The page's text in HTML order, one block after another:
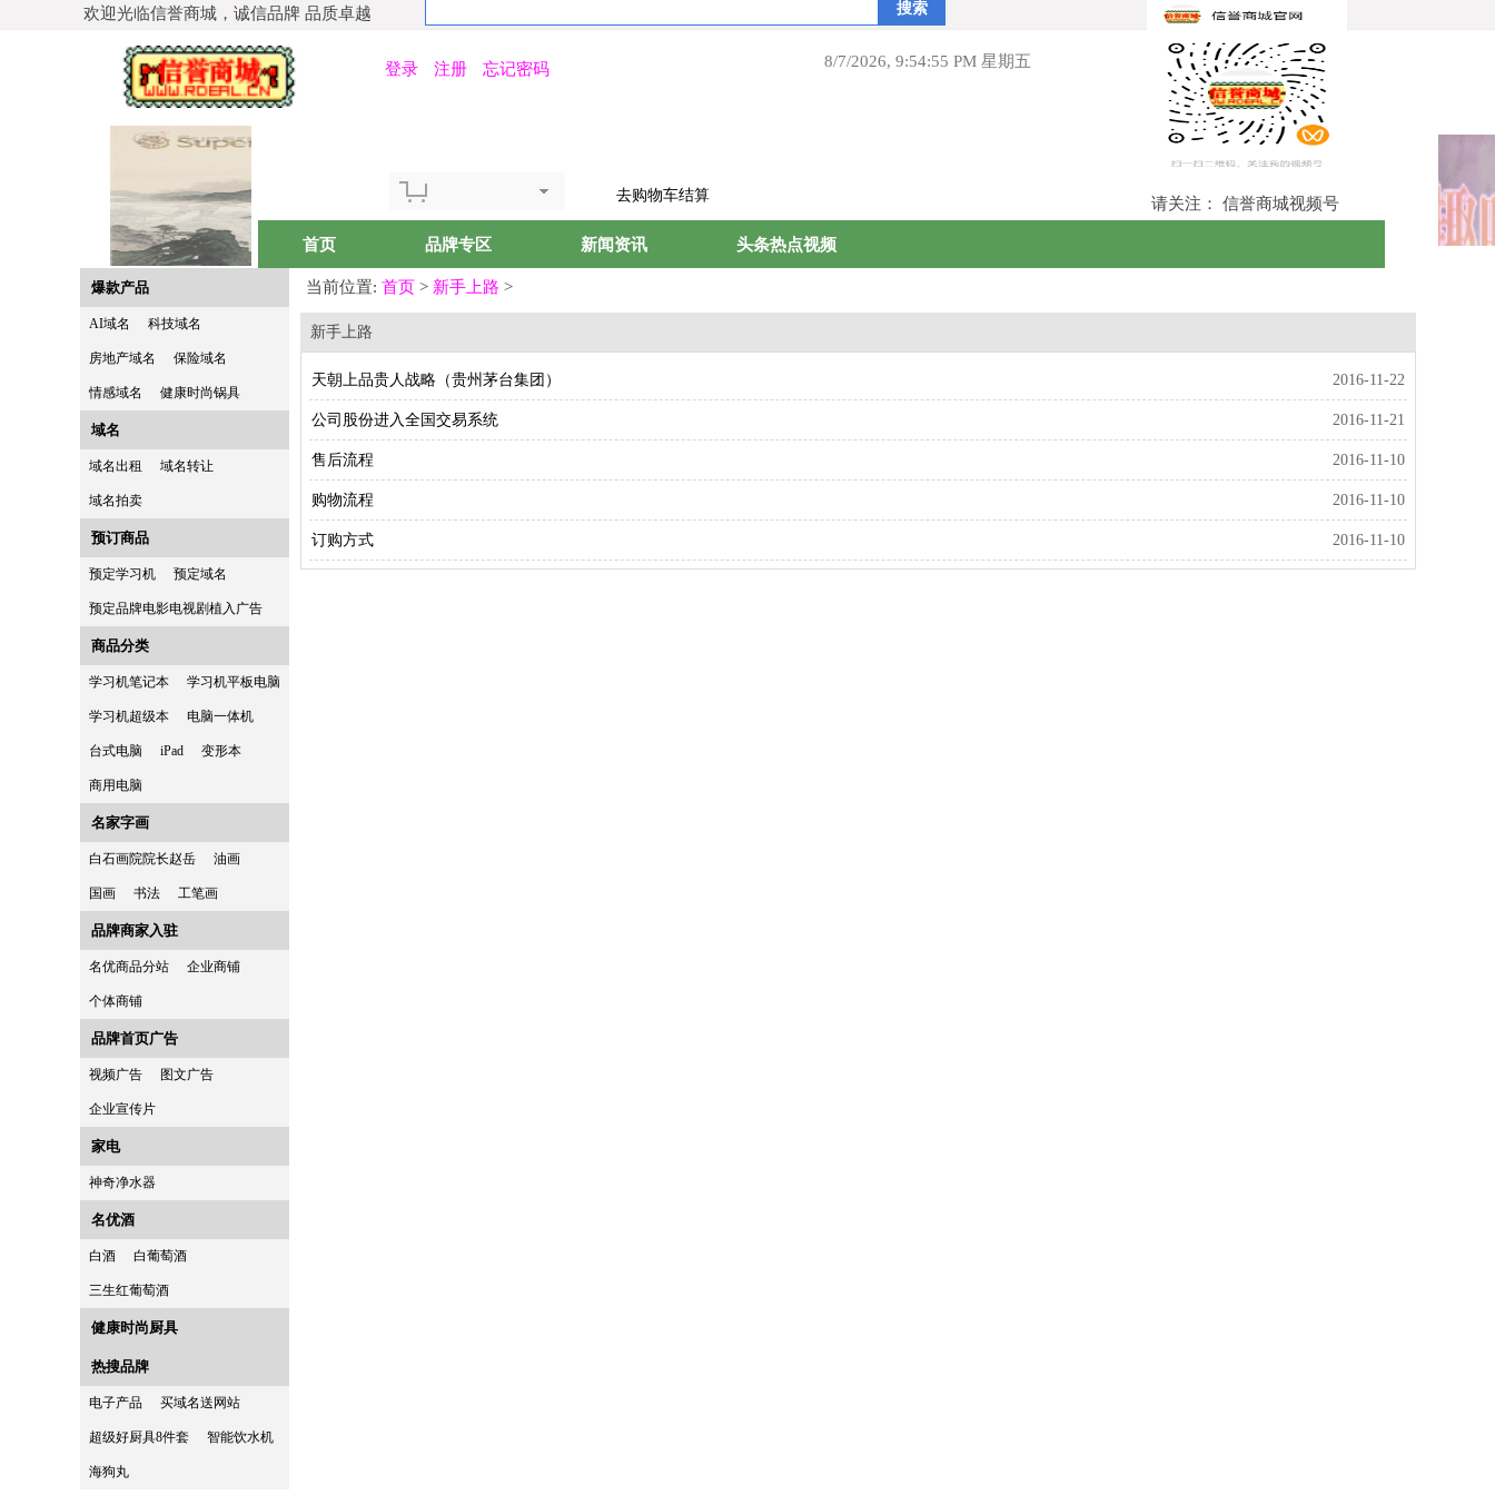
首页 品牌专区 新闻资讯 头条热点视频
我的超级巨星
请关注： 信誉商城视频号
欢迎光临信誉商城，诚信品牌 品质卓越
8/7/2026, 9:54:56 PM 星期五
登录 注册 忘记密码
去购物车结算
爆款产品
AI域名 科技域名
房地产域名 保险域名
情感域名 健康时尚锅具
域名
域名出租 域名转让
域名拍卖
预订商品
预定学习机 预定域名
预定品牌电影电视剧植入广告
商品分类
学习机笔记本 学习机平板电脑
学习机超级本 电脑一体机
台式电脑 iPad 变形本
商用电脑
名家字画
白石画院院长赵岳 油画
国画 书法 工笔画
品牌商家入驻
名优商品分站 企业商铺
个体商铺
品牌首页广告
视频广告 图文广告
企业宣传片
家电
神奇净水器
名优酒
白酒 白葡萄酒
三生红葡萄酒
健康时尚厨具
热搜品牌
电子产品 买域名送网站
超级好厨具8件套 智能饮水机
海狗丸
当前位置: 首页> 新手上路 >
新手上路
2016-11-22
天朝上品贵人战略（贵州茅台集团）
2016-11-21
公司股份进入全国交易系统
2016-11-10
售后流程
2016-11-10
购物流程
2016-11-10
订购方式